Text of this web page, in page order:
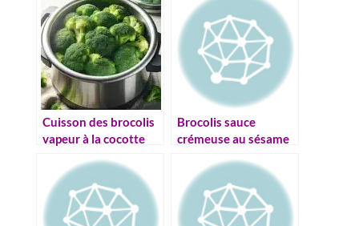
Cuisson des brocolis
vapeur à la cocotte
complet !
Brocolis sauce
crémeuse au sésame